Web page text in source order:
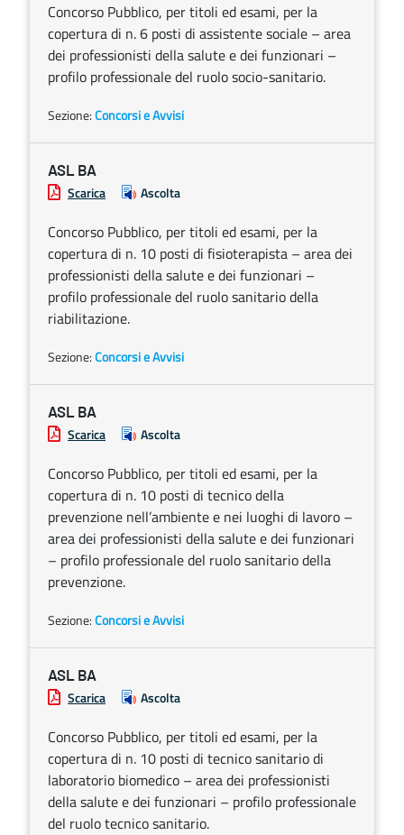
Concorso Pubblico, per titoli ed esami, per la
copertura di n. 6 posti di assistente sociale – area
dei professionisti della salute e dei funzionari –
profilo professionale del ruolo socio-sanitario.
Sezione:Concorsi e Avvisi
ASL BA
Scarica Ascolta
Concorso Pubblico, per titoli ed esami, per la
copertura di n. 10 posti di fisioterapista – area dei
professionisti della salute e dei funzionari –
profilo professionale del ruolo sanitario della
riabilitazione.
Sezione:Concorsi e Avvisi
ASL BA
Scarica Ascolta
Concorso Pubblico, per titoli ed esami, per la
copertura di n. 10 posti di tecnico della
prevenzione nell’ambiente e nei luoghi di lavoro –
area dei professionisti della salute e dei funzionari
– profilo professionale del ruolo sanitario della
prevenzione.
Sezione:Concorsi e Avvisi
ASL BA
Scarica Ascolta
Concorso Pubblico, per titoli ed esami, per la
copertura di n. 10 posti di tecnico sanitario di
laboratorio biomedico – area dei professionisti
della salute e dei funzionari – profilo professionale
del ruolo tecnico sanitario.